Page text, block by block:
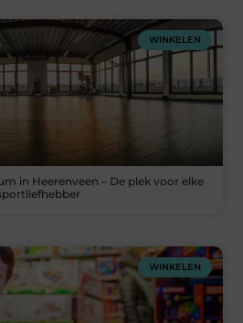
WINKELEN
in Heerenveen – De plek voor elke
WINKELEN